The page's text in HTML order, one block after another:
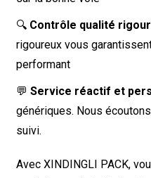
🔍 Contrôle qualité
rigoureux vous
performant
💬 Service réactif et
génériques. Nous
suivi.
Avec XINDINGLI PACK,